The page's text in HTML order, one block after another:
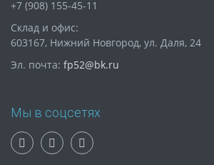
+7 (908) 155-45-11
Склад и офис:
603167, Нижний Новгород, ул. Даля, 24
Эл. почта: fp52@bk.ru
Мы в соцсетях